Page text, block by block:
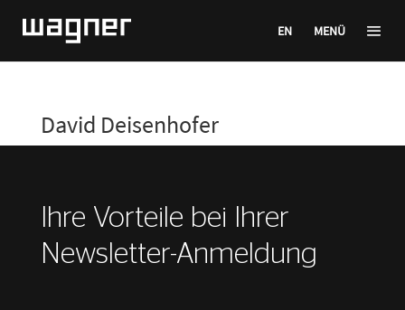
EN MENÜ
David Deisenhofer
Ihre Vorteile bei Ihrer
Newsletter-Anmeldung